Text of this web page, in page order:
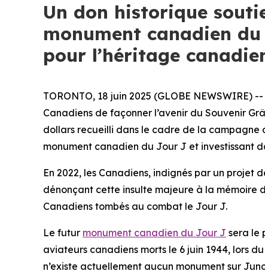
Un don historique
monument canadien
pour l’héritage
TORONTO, 18 juin 2025 (GLOBE NEWSWIRE)
Canadiens de façonner l’avenir du Souvenir
dollars recueilli dans le cadre de la campagne
monument canadien du Jour J et investissant
En 2022, les Canadiens, indignés par un projet
dénonçant cette insulte majeure à la mémoire
Canadiens tombés au combat le Jour J.
Le futur monument canadien du Jour J sera le
aviateurs canadiens morts le 6 juin 1944, lors
n’existe actuellement aucun monument sur